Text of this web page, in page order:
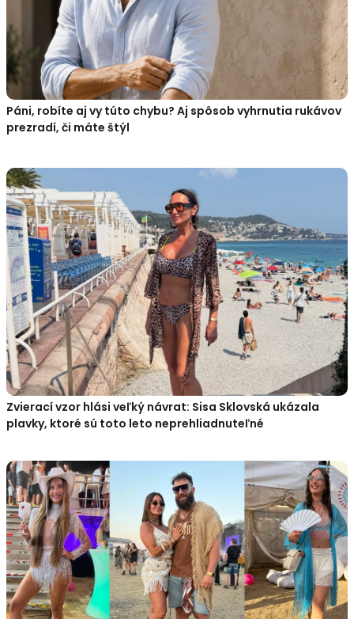
Páni, robíte aj vy túto chybu? Aj spôsob vyhrnutia rukávov
prezradí, či máte štýl
Zvierací vzor hlási veľký návrat: Sisa Sklovská ukázala
plavky, ktoré sú toto leto neprehliadnuteľné